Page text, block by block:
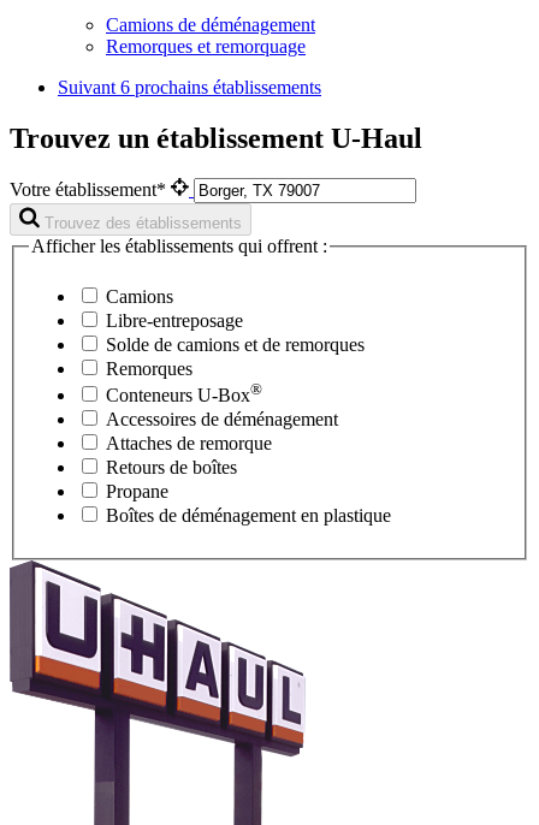
Camions de déménagement
Remorques et remorquage
Suivant 6 prochains établissements
Trouvez un établissement U-Haul
Votre établissement*
Trouvez des établissements
Afficher les établissements qui offrent :
Camions
Libre-entreposage
Solde de camions et de remorques
Remorques
Conteneurs U-Box®
Accessoires de déménagement
Attaches de remorque
Retours de boîtes
Propane
Boîtes de déménagement en plastique